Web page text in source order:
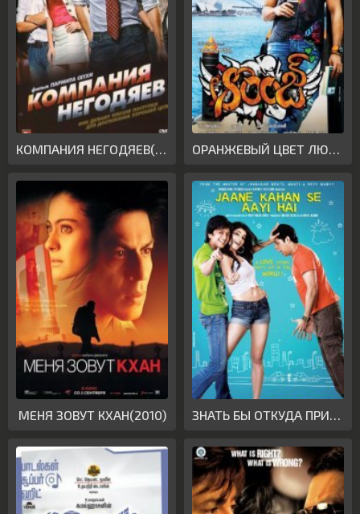
КОМПАНИЯ НЕГОДЯЕВ(2010) ОРАНЖЕВЫЙ ЦВЕТ ЛЮБВИ(2010)
МЕНЯ ЗОВУТ КХАН(2010) ЗНАТЬ БЫ ОТКУДА ПРИШЛА(2010)